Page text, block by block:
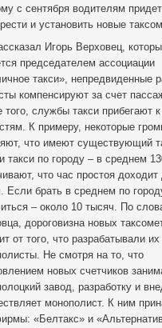
с сентября водителям
и установить новые
Игорь Верховец,
председателем ассоциации
такси», непредвиденные
компенсируют за счет
того, службы такси прибегают
К примеру, некоторые
что имеют существующий
такси по городу – в среднем
что час простоя доходит
Если брать в среднем по
– около 10 тысяч. По
дороговизна новых
от того, что разрабатывали их
Не смотря на то, что
новых счетчиков
завод, разработку и
монополист. К ним
«Белтакс» и